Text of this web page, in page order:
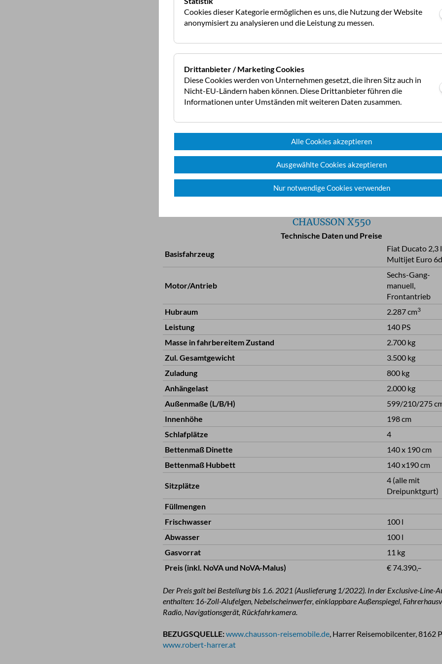
Trotz der kompakten Außenmaße gibt es eine wirklich großzügige Küche mit
Stauraum. Die Schubladen haben eine Soft-Close-Funktion und eine praktische
Kochstellen mit Elektrozündung. Gegenüber ist der 134-Liter-Kühlschrank
Fenster und eine ebensolche Dachluke sorgen für Belüftung.
NASSZELLE
Das Badezimmer ist quer im Heck über die ganze Fahrzeugbreite platziert. Über
Highlight ist aber die riesige Duschkabine, die man mit einer ausziehbaren
Bad abteilen kann. Als sehr praktisch erweist sich der Kleiderschrank direkt neben
die Tür offen ist, entsteht sogar ein richtiges Ankleidezimmer.
FAZIT
Der Chausson ist eine echte Alternative zu herkömmlichen
CHAUSSON X550
Technische Daten und Preise
Basisfahrzeug
Fiat Ducato 2,3 l
Multijet Euro 6d
Motor/Antrieb
Sechs-Gang-
manuell,
Frontantrieb
Hubraum
2.287 cm3
Leistung
140 PS
Masse in fahrbereitem Zustand
2.700 kg
Zul. Gesamtgewicht
3.500 kg
Zuladung
800 kg
Anhängelast
2.000 kg
Außenmaße (L/B/H)
599/210/275
Innenhöhe
198 cm
Schlafplätze
4
Bettenmaß Dinette
140 x 190 cm
Bettenmaß Hubbett
140 x190 cm
Sitzplätze
4 (alle mit
Dreipunktgurt)
Füllmengen
Frischwasser
100 l
Abwasser
100 l
Gasvorrat
11 kg
Preis (inkl. NoVA und NoVA-Malus)
€ 74.390,–
Der Preis galt bei Bestellung bis 1.6. 2021 (Auslieferung 1/2022). In der Exclusive-Line-
enthalten: 16-Zoll-Alufelgen, Nebelscheinwerfer, einklappbare Außenspiegel,
Radio, Navigationsgerät, Rückfahrkamera.
BEZUGSQUELLE:www.chausson-reisemobile.de, Harrer Reisemobilcenter, 8162
www.robert-harrer.at
Cookies dieser Kategorie ermöglichen es uns, die Nutzung der Website
anonymisiert zu analysieren und die Leistung zu messen.
Drittanbieter / Marketing Cookies
Diese Cookies werden von Unternehmen gesetzt, die ihren Sitz auch in
Nicht-EU-Ländern haben können. Diese Drittanbieter führen die
Informationen unter Umständen mit weiteren Daten zusammen.
Alle Cookies akzeptieren
Ausgewählte Cookies akzeptieren
Nur notwendige Cookies verwenden